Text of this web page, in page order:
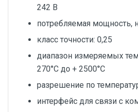
242 В
потребляемая мощность,
класс точности: 0,25
диапазон измеряемых
270°С до + 2500°С
разрешение по
интерфейс для связи с